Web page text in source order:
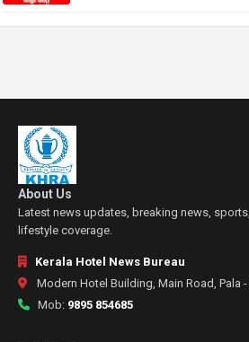
About Us
Latest news updates, breaking news,
lifestyle coverage.
Kerala Hotel News Bureau
Modern Hotel Building, Main Road, Pala
Mob: 9895 854685